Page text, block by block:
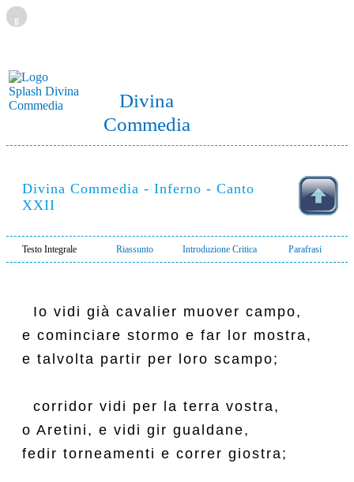
g
Divina
Commedia
Divina Commedia - Inferno - Canto
XXII
Testo Integrale Riassunto Introduzione Critica Parafrasi
  Io vidi già cavalier muover campo,
e cominciare stormo e far lor mostra,
e talvolta partir per loro scampo;
  corridor vidi per la terra vostra,
o Aretini, e vidi gir gualdane,
fedir torneamenti e correr giostra;